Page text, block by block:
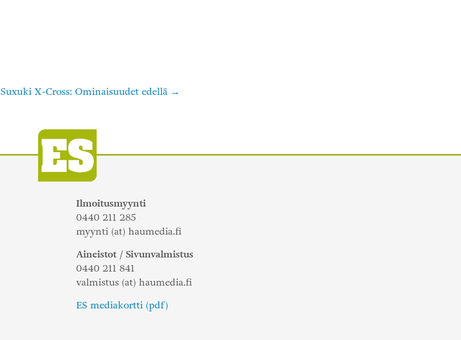
Suxuki X-Cross: Ominaisuudet edellä
Ilmoitusmyynti
0440 211 285
myynti (at) haumedia.fi
Aineistot / Sivunvalmistus
0440 211 841
valmistus (at) haumedia.fi
ES mediakortti (pdf)